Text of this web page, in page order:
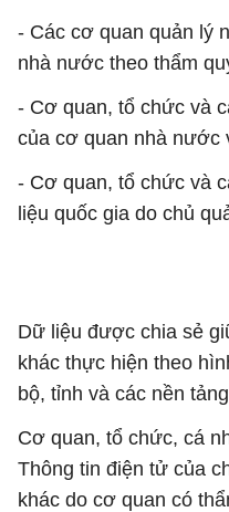
- Các cơ quan quản lý
nhà nước theo thẩm
- Cơ quan, tổ chức và
của cơ quan nhà nước
- Cơ quan, tổ chức và
liệu quốc gia do chủ
Dữ liệu được chia sẻ
khác thực hiện theo
bộ, tỉnh và các nền
Cơ quan, tổ chức, cá
Thông tin điện tử của
khác do cơ quan có